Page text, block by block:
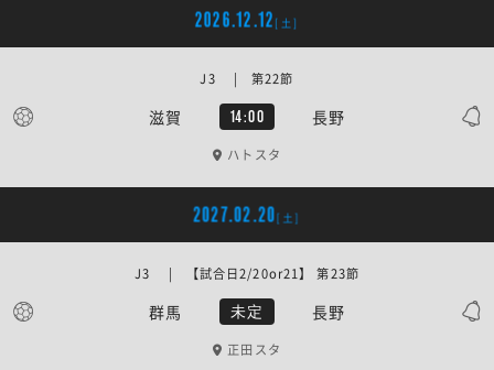
2026.12.12 [土]
滋賀 14:00 長野
J3 | 第22節
ハトスタ
2027.02.20[土]
群馬 未定 長野
J3 | 【試合日2/20or21】 第23節
正田スタ